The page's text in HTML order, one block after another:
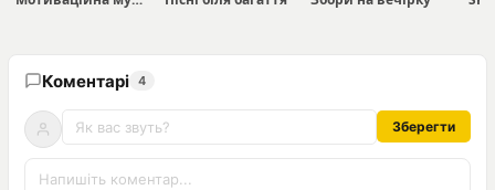
Коментарі 4
Зберегти